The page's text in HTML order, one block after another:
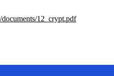
12_crypt.pdf